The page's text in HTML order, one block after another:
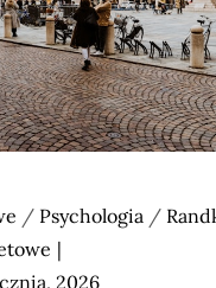
/ Psychologia /
2026